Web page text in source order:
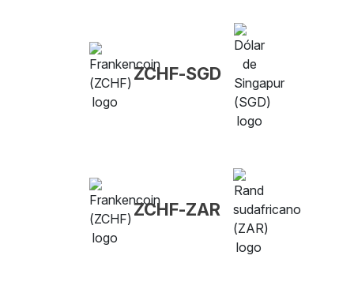
ZCHF-SGD
ZCHF-ZAR